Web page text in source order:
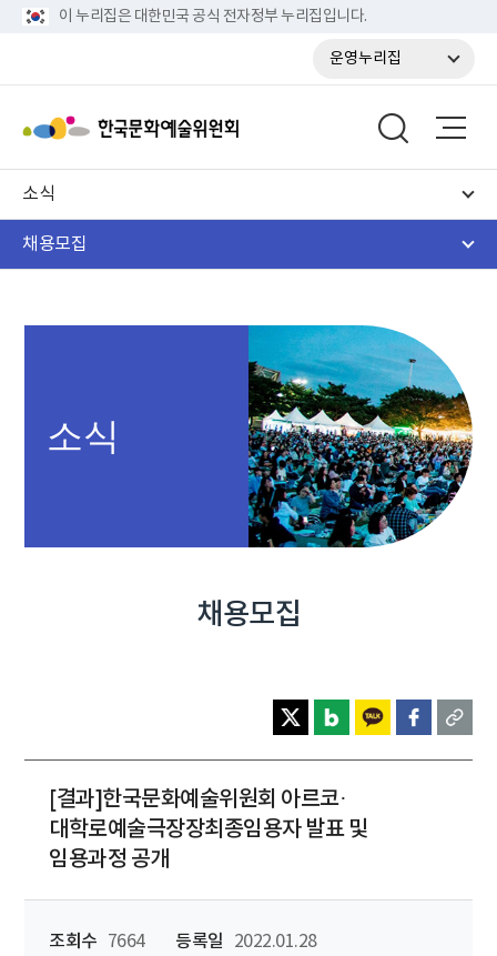
이 누리집은 대한민국 공식 전자정부 누리집입니다.
운영누리집
소식
채용모집
소식
채용모집
[결과]한국문화예술위원회 아르코·
대학로예술극장장최종임용자 발표 및
임용과정 공개
조회수 7664 등록일 2022.01.28